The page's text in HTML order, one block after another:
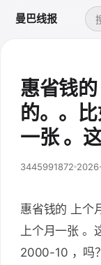
曼巴线报
惠省钱
的。。
一张 。
3445991872
惠省钱的 上个
上个月一张 。
2000-10 ，吗